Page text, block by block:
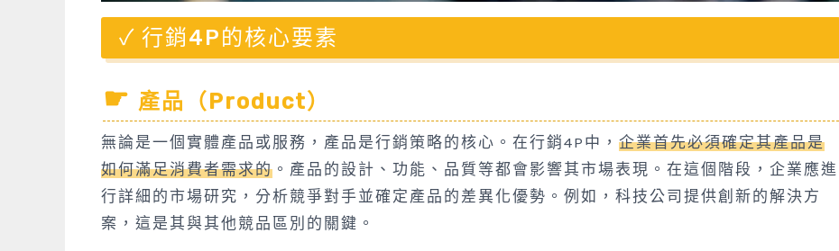
行銷4P的核心要素
產品（Product）
無論是一個實體產品或服務，產品是行銷策略的核心。在行銷4P中， 企業首先必須確定其產品是
如何滿足消費者需求的 。產品的設計、功能、品質等都會影響其市場表現。在這個階段，企業應進
行詳細的市場研究，分析競爭對手並確定產品的差異化優勢。例如，科技公司提供創新的解決方
案，這是其與其他競品區別的關鍵。